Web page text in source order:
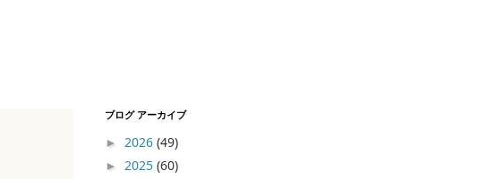
ブログ アーカイブ
► 2026 (49)
► 2025 (60)